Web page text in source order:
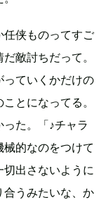
任侠ものってすご
敵討ちだって。
っていくかだけの
とになってる。
た。「♪チャラ
的なのをつけて
出さないように
合うみたいな、か